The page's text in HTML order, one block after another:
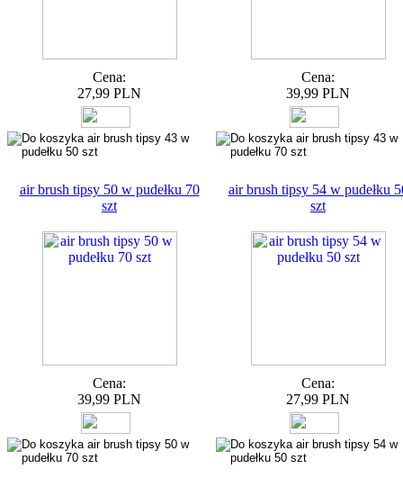
Cena:
27,99 PLN
Cena:
39,99 PLN
air brush tipsy 50 w pudełku 70
szt
Cena:
39,99 PLN
air brush tipsy 54 w pudełku
szt
Cena:
27,99 PLN